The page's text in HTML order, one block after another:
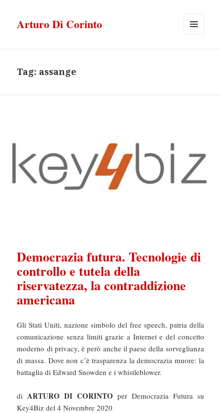
Arturo Di Corinto
Tag: assange
Democrazia futura. Tecnologie di
controllo e tutela della
riservatezza, la contraddizione
americana
Gli Stati Uniti, nazione simbolo del free speech, patria della
comunicazione senza limiti grazie a Internet e del concetto
moderno di privacy, è però anche il paese della sorveglianza
di massa. Dove non c’è trasparenza la democrazia muore: la
battaglia di Edward Snowden e i whistleblower.
di ARTURO DI CORINTO per Democrazia Futura su
Key4Biz del 4 Novembre 2020